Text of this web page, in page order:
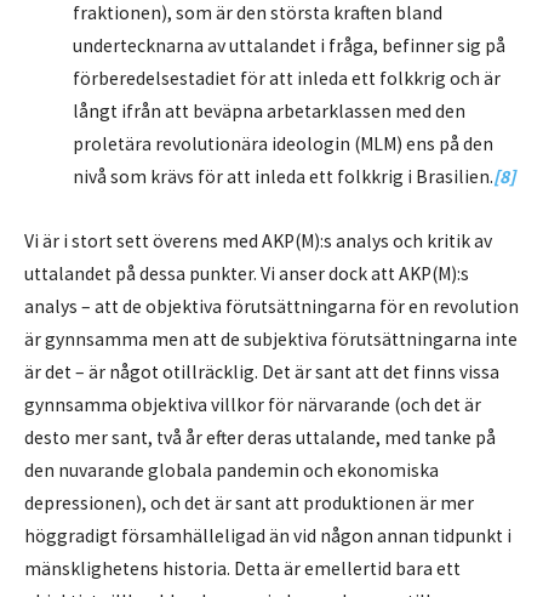
fraktionen), som är den största kraften bland
undertecknarna av uttalandet i fråga, befinner sig på
förberedelsestadiet för att inleda ett folkkrig och är
långt ifrån att beväpna arbetarklassen med den
proletära revolutionära ideologin (MLM) ens på den
nivå som krävs för att inleda ett folkkrig i Brasilien.[8]
Vi är i stort sett överens med AKP(M):s analys och kritik av
uttalandet på dessa punkter. Vi anser dock att AKP(M):s
analys – att de objektiva förutsättningarna för en revolution
är gynnsamma men att de subjektiva förutsättningarna inte
är det – är något otillräcklig. Det är sant att det finns vissa
gynnsamma objektiva villkor för närvarande (och det är
desto mer sant, två år efter deras uttalande, med tanke på
den nuvarande globala pandemin och ekonomiska
depressionen), och det är sant att produktionen är mer
höggradigt församhälleligad än vid någon annan tidpunkt i
mänsklighetens historia. Detta är emellertid bara ett